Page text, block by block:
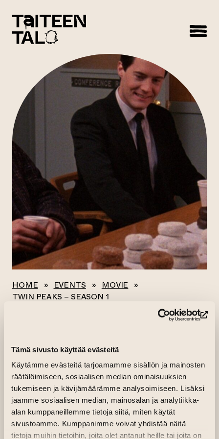
Tämä sivusto käyttää evästeitä
Käytämme evästeitä tarjoamamme sisällön ja mainosten
räätälöimiseen, sosiaalisen median ominaisuuksien
tukemiseen ja kävijämäärämme analysoimiseen. Lisäksi
jaamme sosiaalisen median, mainosalan ja analytiikka-
alan kumppaneillemme tietoja siitä, miten käytät
sivustoamme. Kumppanimme voivat yhdistää näitä
tietoja muihin tietoihin, joita olet antanut heille tai joita on
HOME » EVENTS » MOVIE »
TWIN PEAKS – SEASON 1
All events
TWIN PEAKS –
SEASON 1
28.03.2026–29.03.2026 kl. 17.30—01.05Buy ticket
09.05.2026 kl. 15.00—22.35Buy ticket(opens an